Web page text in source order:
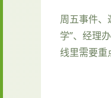
周五事件、
学”、经理
线里需要重